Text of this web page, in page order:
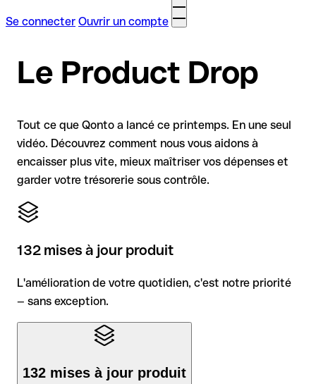
Se connecter Ouvrir un compte
Le Product Drop
Tout ce que Qonto a lancé ce printemps. En une seul
vidéo. Découvrez comment nous vous aidons à
encaisser plus vite, mieux maîtriser vos dépenses et
garder votre trésorerie sous contrôle.
132 mises à jour produit
L'amélioration de votre quotidien, c'est notre priorité
— sans exception.
132 mises à jour produit